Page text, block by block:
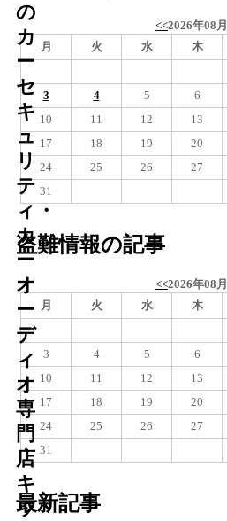
の
カ
ー
セ
キ
ュ
リ
テ
ィ・
カ
ー
オ
ー
デ
ィ
オ
専
門
店
キ
ッ
<<2026年08月
月
火 水 木
3
4 5 6
10
11 12 13
17
18 19 20
24
25 26 27
31
盗難情報の記事
<<2026年08月
月
火 水 木
3
4 5 6
10
11 12 13
17
18 19 20
24
25 26 27
31
最新記事